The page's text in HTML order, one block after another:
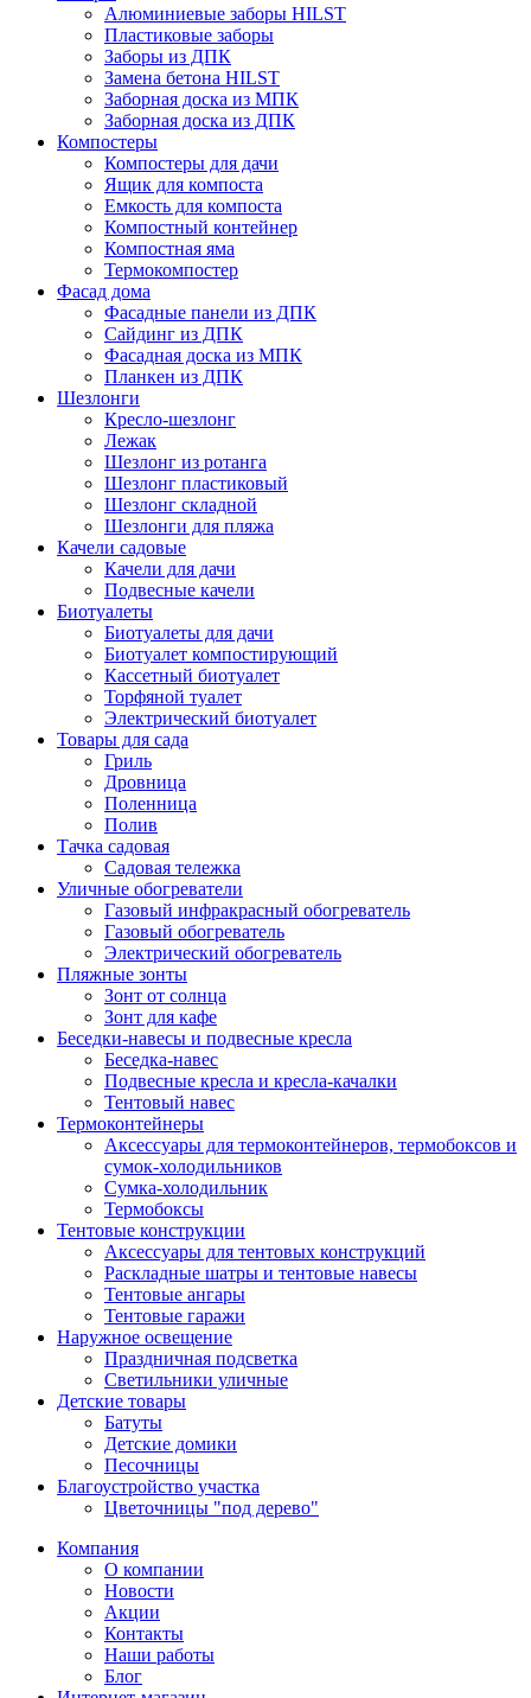
Алюминиевые заборы HILST
Пластиковые заборы
Заборы из ДПК
Замена бетона HILST
Заборная доска из МПК
Заборная доска из ДПК
Компостеры
Компостеры для дачи
Ящик для компоста
Емкость для компоста
Компостный контейнер
Компостная яма
Термокомпостер
Фасад дома
Фасадные панели из ДПК
Сайдинг из ДПК
Фасадная доска из МПК
Планкен из ДПК
Шезлонги
Кресло-шезлонг
Лежак
Шезлонг из ротанга
Шезлонг пластиковый
Шезлонг складной
Шезлонги для пляжа
Качели садовые
Качели для дачи
Подвесные качели
Биотуалеты
Биотуалеты для дачи
Биотуалет компостирующий
Кассетный биотуалет
Торфяной туалет
Электрический биотуалет
Товары для сада
Гриль
Дровница
Поленница
Полив
Тачка садовая
Садовая тележка
Уличные обогреватели
Газовый инфракрасный обогреватель
Газовый обогреватель
Электрический обогреватель
Пляжные зонты
Зонт от солнца
Зонт для кафе
Беседки-навесы и подвесные кресла
Беседка-навес
Подвесные кресла и кресла-качалки
Тентовый навес
Термоконтейнеры
Аксессуары для термоконтейнеров, термобоксов и
сумок-холодильников
Сумка-холодильник
Термобоксы
Тентовые конструкции
Аксессуары для тентовых конструкций
Раскладные шатры и тентовые навесы
Тентовые ангары
Тентовые гаражи
Наружное освещение
Праздничная подсветка
Светильники уличные
Детские товары
Батуты
Детские домики
Песочницы
Благоустройство участка
Цветочницы "под дерево"
Компания
О компании
Новости
Акции
Контакты
Наши работы
Блог